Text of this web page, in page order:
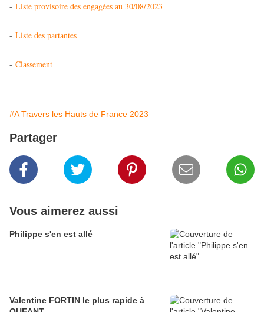
- Liste provisoire des engagées au 30/08/2023
- Liste des partantes
- Classement
#A Travers les Hauts de France 2023
Partager
Vous aimerez aussi
Philippe s'en est allé
Valentine FORTIN le plus rapide à